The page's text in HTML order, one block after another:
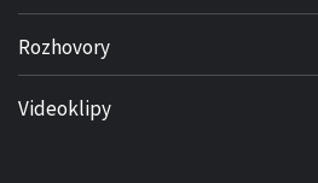
Rozhovory
Videoklipy